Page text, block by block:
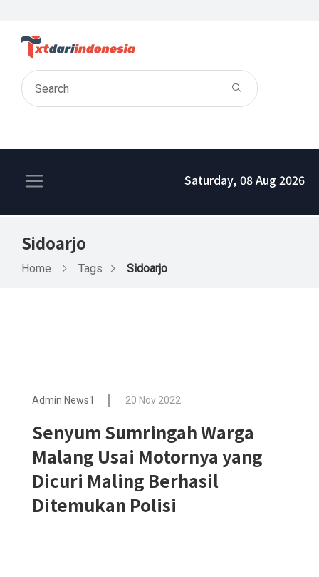
Saturday, 08 Aug 2026
Sidoarjo
Home Tags Sidoarjo
Admin News1 20 Nov 2022
Senyum Sumringah Warga
Malang Usai Motornya yang
Dicuri Maling Berhasil
Ditemukan Polisi